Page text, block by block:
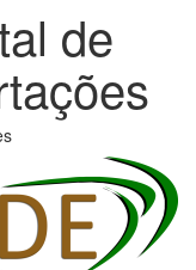
de